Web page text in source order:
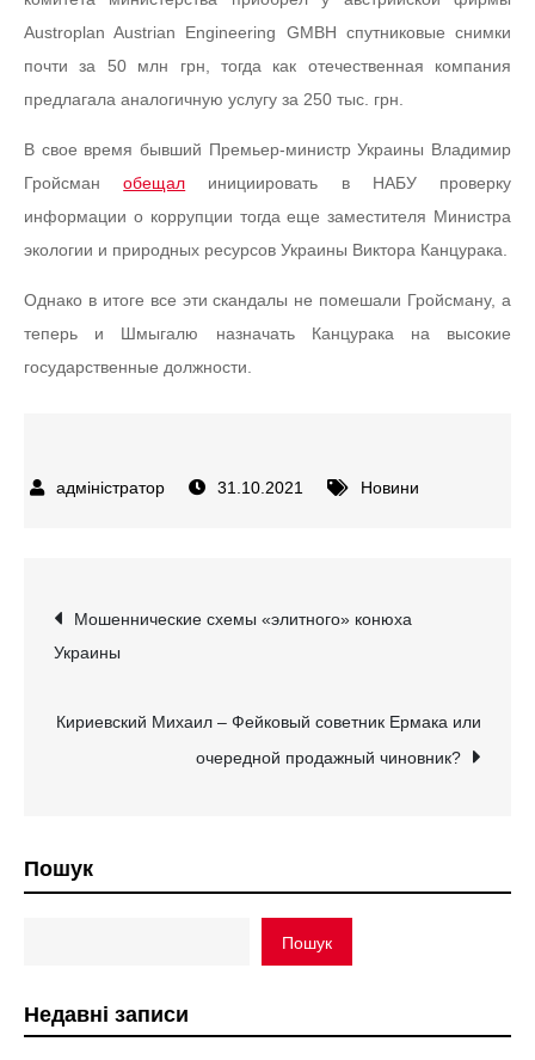
Austroplan Austrian Engineering GMBH спутниковые снимки
почти за 50 млн грн, тогда как отечественная компания
предлагала аналогичную услугу за 250 тыс. грн.
В свое время бывший Премьер-министр Украины Владимир
Гройсманобещал инициировать в НАБУ проверку
информации о коррупции тогда еще заместителя Министра
экологии и природных ресурсов Украины Виктора Канцурака.
Однако в итоге все эти скандалы не помешали Гройсману, а
теперь и Шмыгалю назначать Канцурака на высокие
государственные должности.
31.10.2021 Новини
Навігація
записів
Мошеннические схемы «элитного» конюха
Украины
Кириевский Михаил – Фейковый советник Ермака или
очередной продажный чиновник?
Пошук
Пошук
Недавні записи